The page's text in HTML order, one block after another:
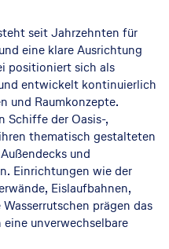
seit Jahrzehnten für
eine klare Ausrichtung
positioniert sich als
entwickelt kontinuierlich
und Raumkonzepte.
Schiffe der Oasis-,
thematisch gestalteten
und
Einrichtungen wie der
Eislaufbahnen,
prägen das
unverwechselbare